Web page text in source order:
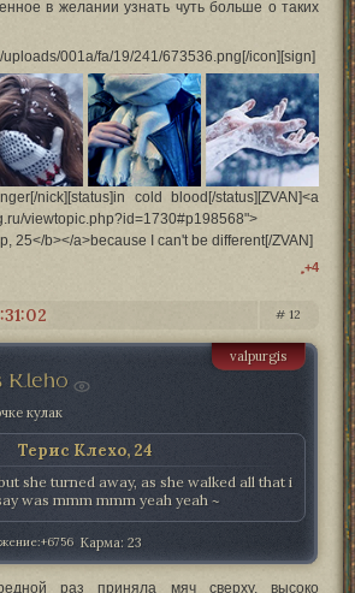
в желании узнать чуть больше о таких
uploads/001a/fa/19/241/673536.png[/icon][sign]
nick][status]in cold blood[/status][ZVAN]<a
viewtopic.php?id=1730#p198568">
25</b></a>because I can't be different[/ZVAN]
+4
12
valpurgis
кулак
Терис Клехо, 24
she turned away, as she walked all that i
was mmm mmm yeah yeah ~
+6756 Карма: 23
раз приняла мяч сверху, высоко